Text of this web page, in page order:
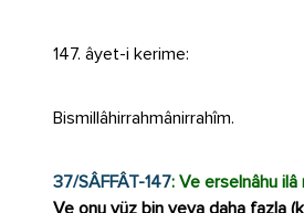
147. âyet-i kerime:
Bismillâhirrahmânirrahîm.
37/SÂFFÂT-147: Ve erselnâhu
Ve onu yüz bin veya daha fazla